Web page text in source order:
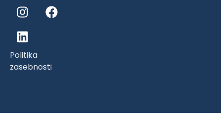
Politika
zasebnosti